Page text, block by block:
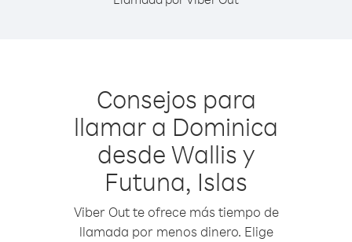
Consejos para
llamar a Dominica
desde Wallis y
Futuna, Islas
Viber Out te ofrece más tiempo de
llamada por menos dinero. Elige